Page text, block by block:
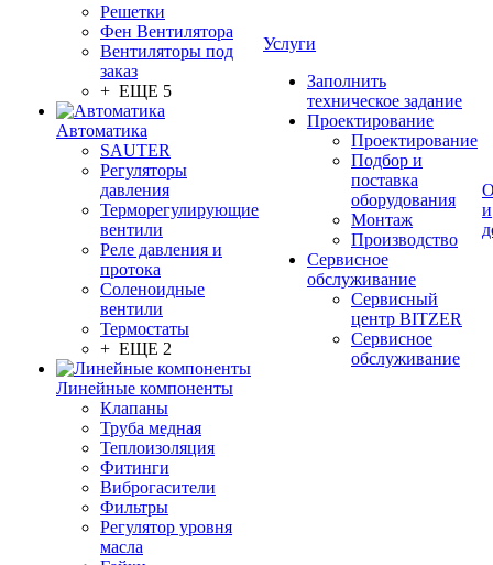
Решетки
Фен Вентилятора
Вентиляторы под
заказ
+ ЕЩЕ 5
Автоматика
SAUTER
Регуляторы
давления
Терморегулирующие
вентили
Реле давления и
протока
Соленоидные
вентили
Термостаты
+ ЕЩЕ 2
Линейные компоненты
Клапаны
Труба медная
Теплоизоляция
Фитинги
Виброгасители
Фильтры
Регулятор уровня
масла
Услуги
Заполнить
техническое задание
Проектирование
Проектирование
Подбор и
поставка
оборудования
Монтаж
Производство
Сервисное
обслуживание
Сервисный
центр BITZER
Сервисное
обслуживание
и